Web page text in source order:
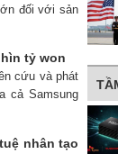
đối với sản
tỷ won
cứu và phát
cả Samsung
nhân tạo